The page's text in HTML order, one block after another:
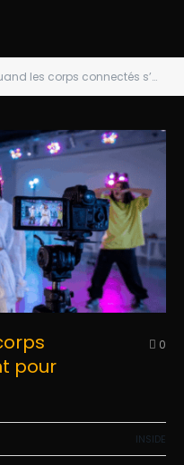
connectés s’épuisent pour l’attention
pour
0
INSIDE